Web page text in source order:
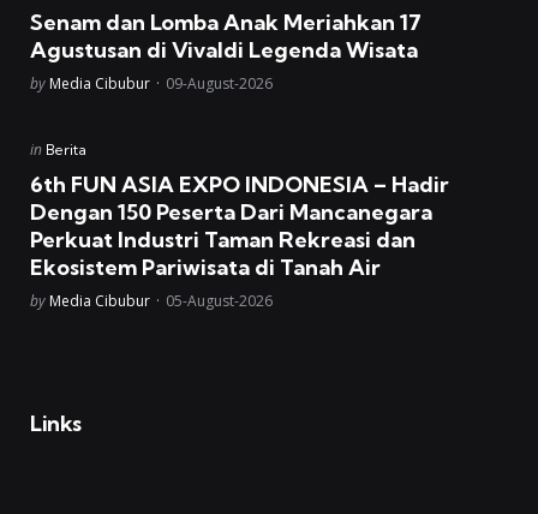
Senam dan Lomba Anak Meriahkan 17
Agustusan di Vivaldi Legenda Wisata
Posted
by Media Cibubur 09-August-2026
Posted
in Berita
6th FUN ASIA EXPO INDONESIA – Hadir
Dengan 150 Peserta Dari Mancanegara
Perkuat Industri Taman Rekreasi dan
Ekosistem Pariwisata di Tanah Air
Posted
by Media Cibubur 05-August-2026
Links